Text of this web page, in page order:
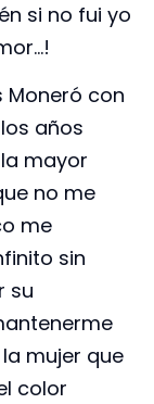
si no fui yo
Moneró con
años
mayor
no me
me
sin
su
mujer que
color